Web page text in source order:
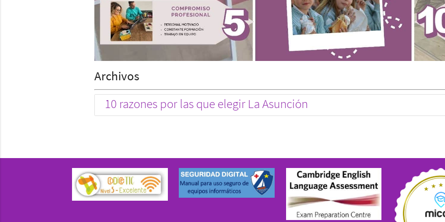
Archivos
10 razones por las que elegir La Asunción